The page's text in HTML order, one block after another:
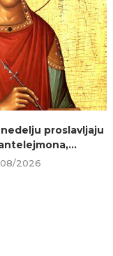
proslavljaju
2026